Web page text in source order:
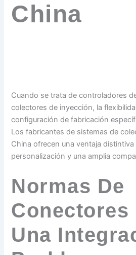
China
Cuando se trata de controladores
colectores de inyección, la
configuración de fabricación
Los fabricantes de sistemas de
China ofrecen una ventaja distintiva
personalización y una amplia
Normas De
Conectores
Una